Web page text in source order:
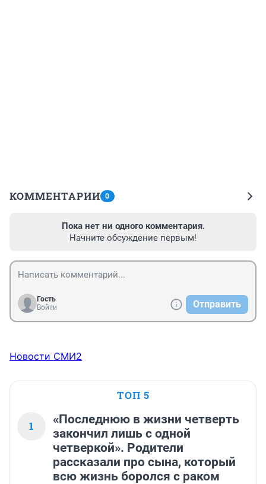
КОММЕНТАРИИ 0
Пока нет ни одного комментария.
Начните обсуждение первым!
Гость
Войти
Отправить
Новости СМИ2
ТОП 5
1
«Последнюю в жизни четверть
закончил лишь с одной
четверкой». Родители
рассказали про сына, который
всю жизнь боролся с раком